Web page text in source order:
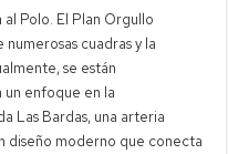
Polo. El Plan Orgullo
cuadras y la
se están
un enfoque en la
Las Bardas, una arteria
diseño moderno que conecta